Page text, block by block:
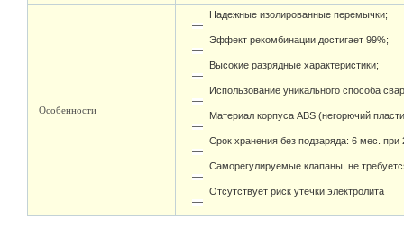
Особенности
Надежные изолированные перемычки;
Эффект рекомбинации достигает 99%;
Высокие разрядные характеристики;
Использование уникального способа
Материал корпуса ABS (негорючий
Срок хранения без подзаряда: 6 мес. при
Саморегулируемые клапаны, не
Отсутствует риск утечки электролита